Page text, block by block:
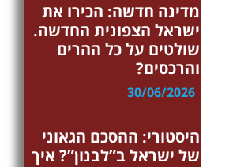
מדינה חדשה: הכירו את
ישראל הצפונית החדשה.
שולטים על כל ההרים
והרכסים?
30/06/2026
היסטורי: ההסכם הגאוני
של ישראל ב”לבנון”? איך